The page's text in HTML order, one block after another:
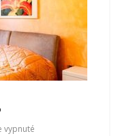
vypnuté